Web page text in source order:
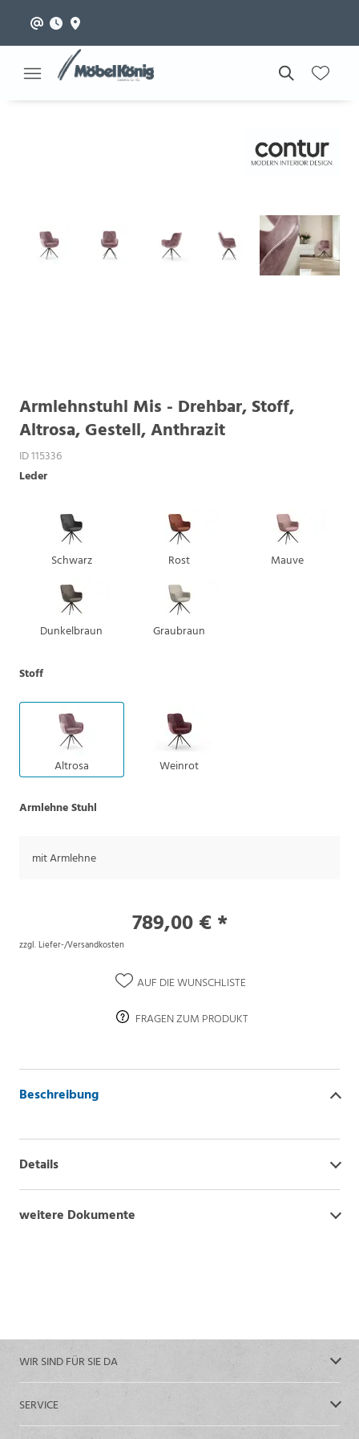
Armlehnstuhl Mis - Drehbar, Stoff,
Altrosa, Gestell, Anthrazit
ID 115336
Leder
Schwarz Rost Mauve
Dunkelbraun Graubraun
Stoff
Altrosa Weinrot
Armlehne Stuhl
mit Armlehne
789,00 € *
zzgl. Liefer-/Versandkosten
AUF DIE WUNSCHLISTE
FRAGEN ZUM PRODUKT
Beschreibung
Details
weitere Dokumente
WIR SIND FÜR SIE DA
SERVICE